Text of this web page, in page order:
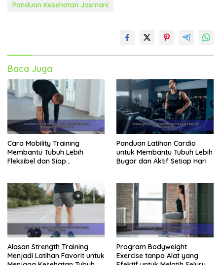
Panduan Kesehatan Jasmani
Baca Juga
Cara Mobility Training
Membantu Tubuh Lebih
Fleksibel dan Siap
Panduan Latihan Cardio
untuk Membantu Tubuh Lebih
Bugar dan Aktif Setiap Hari
Alasan Strength Training
Menjadi Latihan Favorit untuk
Program Bodyweight
Exercise tanpa Alat yang